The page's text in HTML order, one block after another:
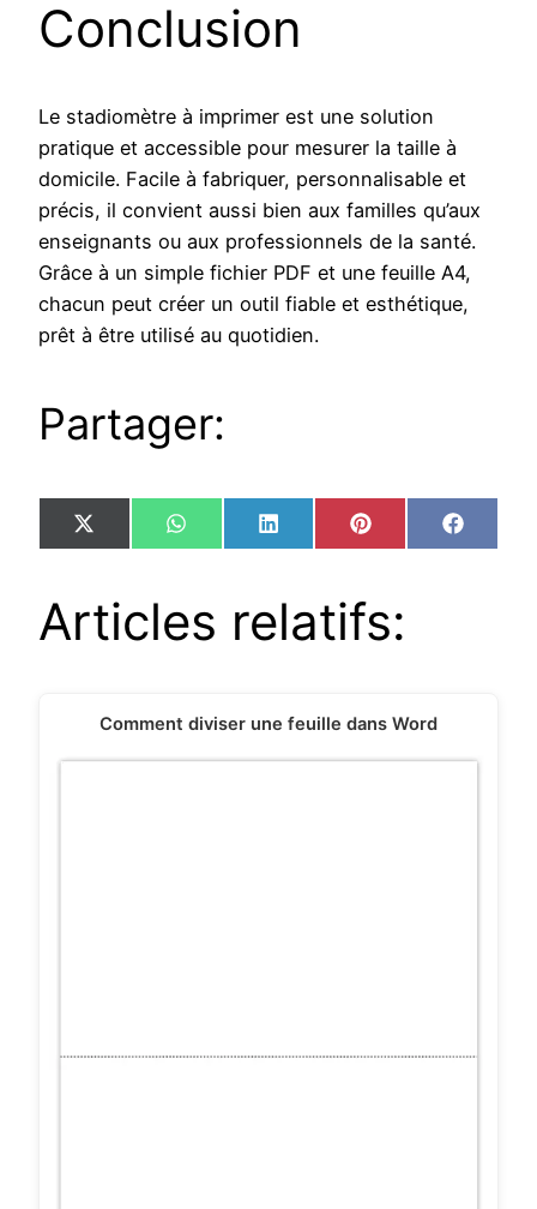
Conclusion
Le stadiomètre à imprimer est une solution
pratique et accessible pour mesurer la taille à
domicile. Facile à fabriquer, personnalisable et
précis, il convient aussi bien aux familles qu’aux
enseignants ou aux professionnels de la santé.
Grâce à un simple fichier PDF et une feuille A4,
chacun peut créer un outil fiable et esthétique,
prêt à être utilisé au quotidien.
Partager:
Share
on
X
(Twitter)
Share
on
WhatsAppShare
on
LinkedIn Share
on
Pinterest Share
on
Articles relatifs:
Comment diviser une feuille dans Word